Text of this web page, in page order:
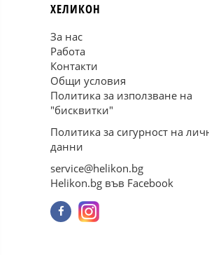
ХЕЛИКОН
За нас
Работа
Контакти
Общи условия
Политика за използване на
"бисквитки"
Политика за сигурност на
данни
service@helikon.bg
Helikon.bg във Facebook